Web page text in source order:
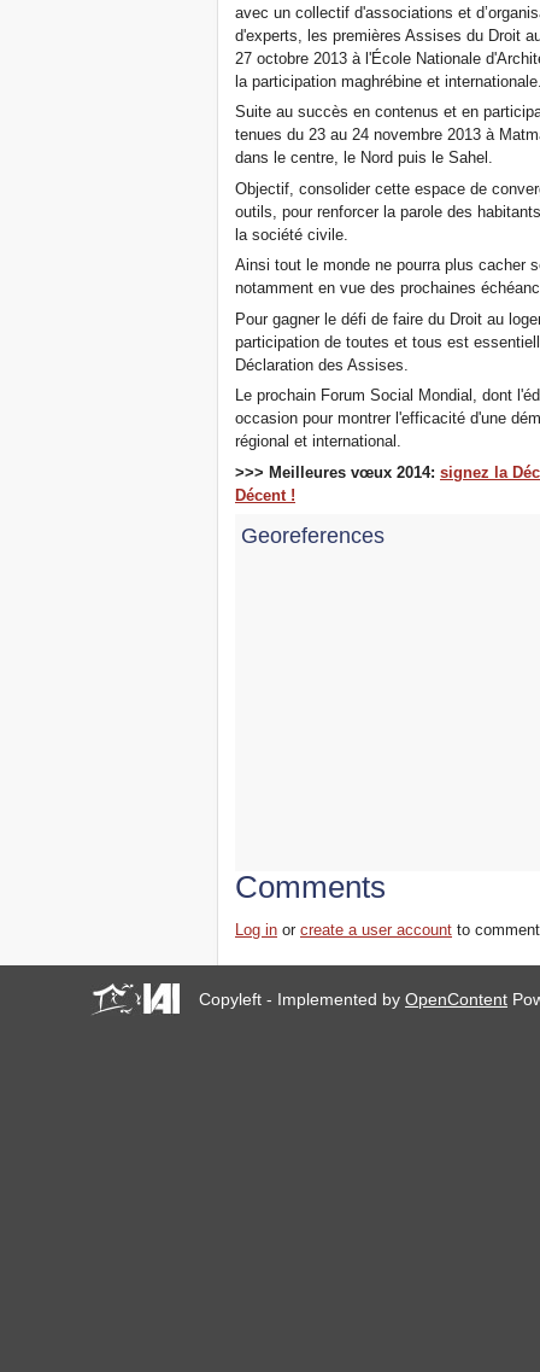
avec un collectif d'associations et
d'experts, les premières Assises du Droit
27 octobre 2013 à l'École Nationale
la participation maghrébine et
Suite au succès en contenus et en
tenues du 23 au 24 novembre 2013 à
dans le centre, le Nord puis le Sahel.
Objectif, consolider cette espace de
outils, pour renforcer la parole des
la société civile.
Ainsi tout le monde ne pourra plus cacher
notamment en vue des prochaines
Pour gagner le défi de faire du Droit au
participation de toutes et tous est
Déclaration des Assises.
Le prochain Forum Social Mondial, dont
occasion pour montrer l'efficacité d'une
régional et international.
>>> Meilleures vœux 2014:signez la
Décent !
Georeferences
Comments
Log in orcreate a user account to
Copyleft - Implemented byOpenContent